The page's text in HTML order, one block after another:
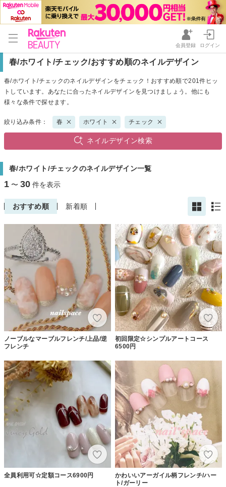
会員登録 ログイン
春/ホワイト/チェック/おすすめ順のネイルデザイン
春/ホワイト/チェックのネイルデザインをチェック！おすすめ順で201件ヒッ
トしています。あなたに合ったネイルデザインを見つけましょう。他にも
様々な条件で探せます。
絞り込み条件： 春 ホワイト チェック
ネイルデザイン検索
春/ホワイト/チェックのネイルデザイン一覧
1 〜 30 件を表示
おすすめ順 新着順
ノーブルなマーブルフレンチ/上品/逆
フレンチ
初回限定☆シンプルアートコース
6500円
全員利用可☆定額コース6900円
かわいいアーガイル柄フレンチ/ハー
ト/ガーリー